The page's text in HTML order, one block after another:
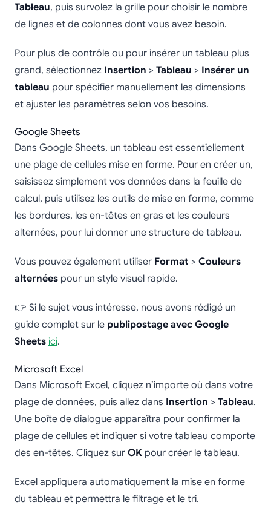
Tableau, puis survolez la grille pour choisir le nombre
de lignes et de colonnes dont vous avez besoin.
Pour plus de contrôle ou pour insérer un tableau plus
grand, sélectionnez Insertion > Tableau > Insérer un
tableau pour spécifier manuellement les dimensions
et ajuster les paramètres selon vos besoins.
Google Sheets
Dans Google Sheets, un tableau est essentiellement
une plage de cellules mise en forme. Pour en créer un,
saisissez simplement vos données dans la feuille de
calcul, puis utilisez les outils de mise en forme, comme
les bordures, les en-têtes en gras et les couleurs
alternées, pour lui donner une structure de tableau.
Vous pouvez également utiliser Format > Couleurs
alternées pour un style visuel rapide.
👉 Si le sujet vous intéresse, nous avons rédigé un
guide complet sur le publipostage avec Google
Sheets ici.
Microsoft Excel
Dans Microsoft Excel, cliquez n’importe où dans votre
plage de données, puis allez dans Insertion > Tableau.
Une boîte de dialogue apparaîtra pour confirmer la
plage de cellules et indiquer si votre tableau comporte
des en-têtes. Cliquez sur OK pour créer le tableau.
Excel appliquera automatiquement la mise en forme
du tableau et permettra le filtrage et le tri.